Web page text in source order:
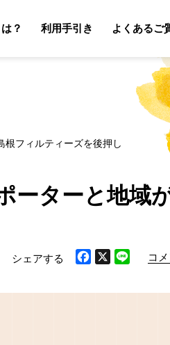
？
利用手引き
よくあるご
根フィルティーズを後押し
ーターと地域
シェアする
コ